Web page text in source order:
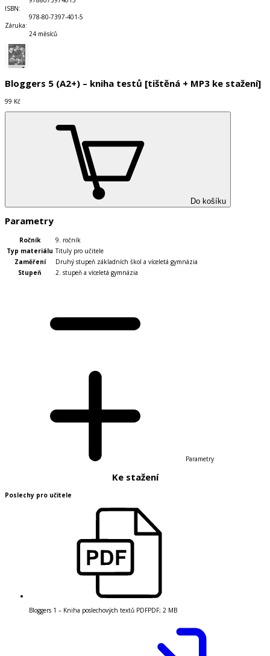
ISBN:
978-80-7397-401-5
Záruka:
24 měsíců
Bloggers 5 (A2+) – kniha testů [tištěná + MP3 ke stažení]
99 Kč
Do košíku
Parametry
Ročník
9. ročník
Typ materiálu Tituly pro učitele
Zaměření
Druhý stupeň základních škol a víceletá gymnázia
Stupeň
2. stupeň a víceletá gymnázia
Parametry
Ke stažení
Poslechy pro učitele
Bloggers 1 – Kniha poslechových textů PDFPDF; 2 MB